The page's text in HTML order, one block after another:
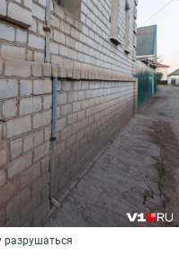
разрушаться